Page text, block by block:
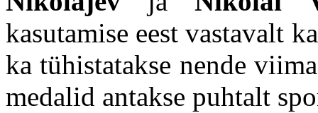
kasutamise eest vastavalt
ka tühistatakse nende
medalid antakse puhtalt